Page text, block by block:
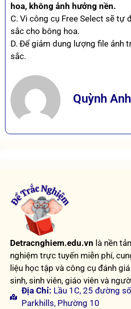
hoa, không ảnh hưởng nền.
C. Vì công cụ Free Select sẽ tự
sắc cho bông hoa.
D. Để giảm dung lượng file ảnh
sắc.
Quỳnh Anh
Detracnghiem.edu.vn là nền
nghiệm trực tuyến miễn phí,
liệu học tập và công cụ đánh
sinh, sinh viên, giáo viên và
Địa Chỉ: Lầu 1C, 25 đường
Parkhills, Phường 10